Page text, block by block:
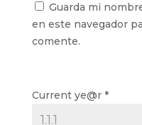
Guarda mi
en este navegador
comente.
Current ye@r *